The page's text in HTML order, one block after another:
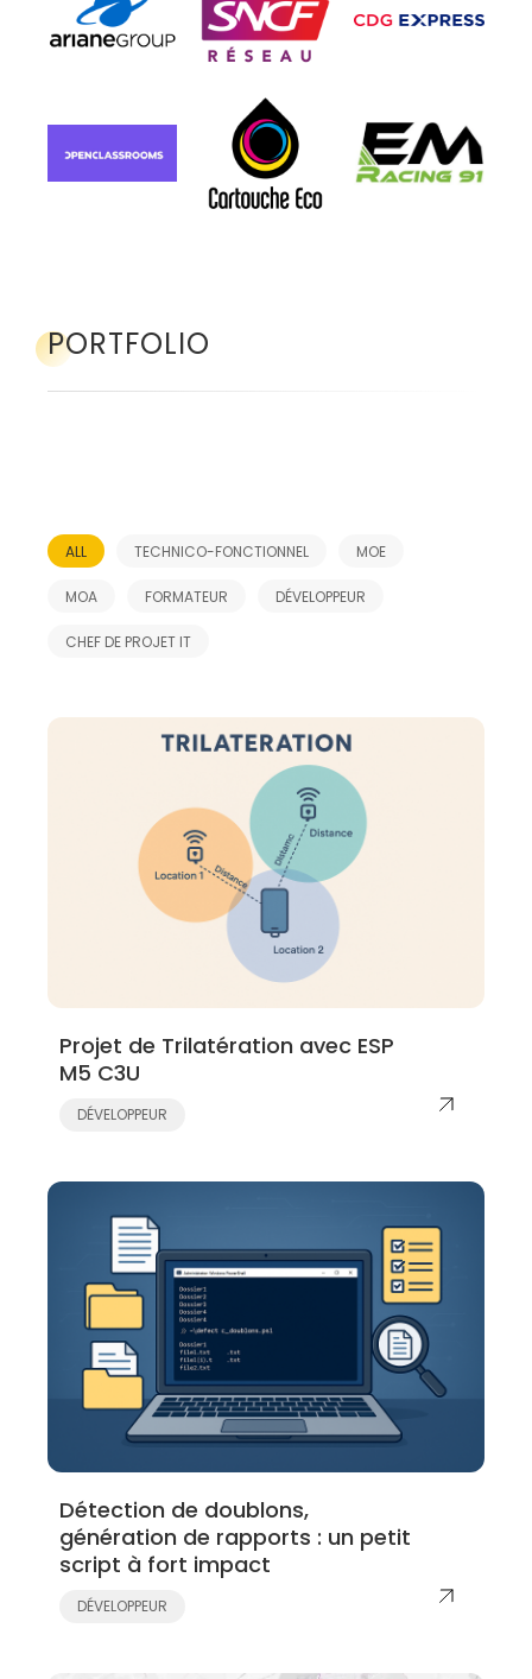
PORTFOLIO
ALL TECHNICO-FONCTIONNEL MOE
MOA FORMATEUR DÉVELOPPEUR
CHEF DE PROJET IT
Projet de Trilatération avec ESP
M5 C3U
DÉVELOPPEUR
Détection de doublons,
génération de rapports : un petit
script à fort impact
DÉVELOPPEUR